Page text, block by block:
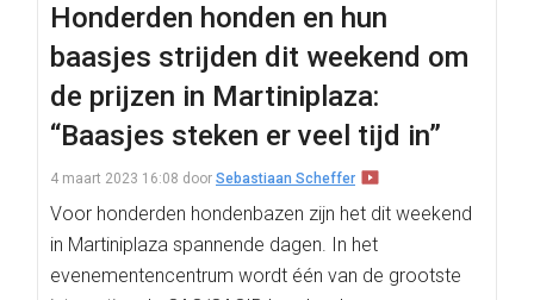
Honderden honden en hun
baasjes strijden dit weekend om
de prijzen in Martiniplaza:
“Baasjes steken er veel tijd in”
4 maart 2023 16:08 door Sebastiaan Scheffer
Voor honderden hondenbazen zijn het dit weekend
in Martiniplaza spannende dagen. In het
evenementencentrum wordt één van de grootste